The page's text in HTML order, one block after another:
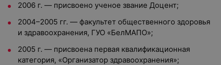
2006 г. — присвоено ученое звание Доцент;
2004–2005 гг. — факультет общественного здоровья
и здравоохранения, ГУО «БелМАПО»;
2005 г. — присвоена первая квалификационная
категория, «Организатор здравоохранения»;